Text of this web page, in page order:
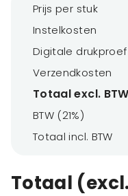
Prijs per stuk
Instelkosten
Digitale drukproef
Verzendkosten
Totaal excl. BTW
BTW (21%)
Totaal incl. BTW
Totaal